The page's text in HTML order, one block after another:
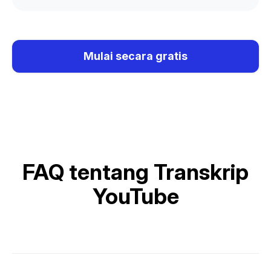
Mulai secara gratis
FAQ tentang Transkrip
YouTube